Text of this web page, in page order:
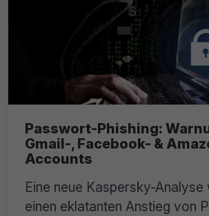
Passwort-Phishing:
Gmail-, Facebook- &
Accounts
Eine neue Kaspersky-Analyse
einen eklatanten Anstieg von